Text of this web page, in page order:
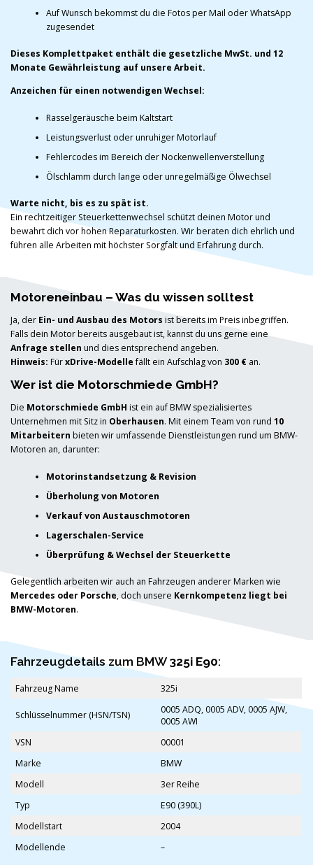
Auf Wunsch bekommst du die Fotos per Mail oder WhatsApp
zugesendet
Dieses Komplettpaket enthält die gesetzliche MwSt. und 12
Monate Gewährleistung auf unsere Arbeit.
Anzeichen für einen notwendigen Wechsel:
Rasselgeräusche beim Kaltstart
Leistungsverlust oder unruhiger Motorlauf
Fehlercodes im Bereich der Nockenwellenverstellung
Ölschlamm durch lange oder unregelmäßige Ölwechsel
Warte nicht, bis es zu spät ist.
Ein rechtzeitiger Steuerkettenwechsel schützt deinen Motor und
bewahrt dich vor hohen Reparaturkosten. Wir beraten dich ehrlich und
führen alle Arbeiten mit höchster Sorgfalt und Erfahrung durch.
Motoreneinbau – Was du wissen solltest
Ja, der Ein- und Ausbau des Motors ist bereits im Preis inbegriffen.
Falls dein Motor bereits ausgebaut ist, kannst du uns gerne eine
Anfrage stellen und dies entsprechend angeben.
Hinweis: FürxDrive-Modellefällt ein Aufschlag von 300 € an.
Wer ist die Motorschmiede GmbH?
Die Motorschmiede GmbH ist ein auf BMW spezialisiertes
Unternehmen mit Sitz in Oberhausen. Mit einem Team von rund 10
Mitarbeitern bieten wir umfassende Dienstleistungen rund um BMW-
Motoren an, darunter:
Motorinstandsetzung & Revision
Überholung von Motoren
Verkauf von Austauschmotoren
Lagerschalen-Service
Überprüfung & Wechsel der Steuerkette
Gelegentlich arbeiten wir auch an Fahrzeugen anderer Marken wie
Mercedes oder Porsche, doch unsere Kernkompetenz liegt bei
BMW-Motoren.
Fahrzeugdetails zum BMW325i E90:
Fahrzeug Name 325i
Schlüsselnummer (HSN/TSN)
0005 ADQ, 0005 ADV, 0005 AJW,
0005 AWI
VSN
00001
Marke
BMW
Modell
3er Reihe
Typ
E90 (390L)
Modellstart
2004
Modellende
–